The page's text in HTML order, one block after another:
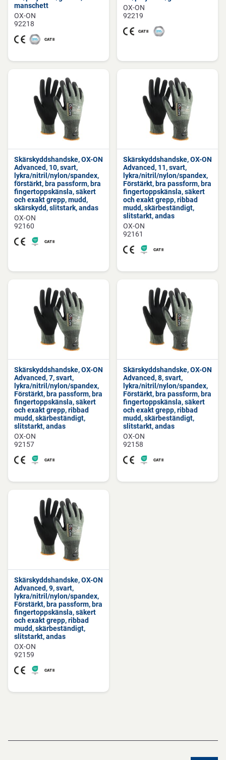
manschett
OX-ON
92218
OX-ON
92219
Skärskyddshandske, OX-ON
Advanced, 10, svart,
lykra/nitril/nylon/spandex,
förstärkt, bra passform, bra
fingertoppskänsla, säkert
och exakt grepp, mudd,
skärskydd, slitstark, andas
OX-ON
92160
Skärskyddshandske, OX-ON
Advanced, 11, svart,
lykra/nitril/nylon/spandex,
Förstärkt, bra passform, bra
fingertoppskänsla, säkert
och exakt grepp, ribbad
mudd, skärbeständigt,
slitstarkt, andas
OX-ON
92161
Skärskyddshandske, OX-ON
Advanced, 7, svart,
lykra/nitril/nylon/spandex,
Förstärkt, bra passform, bra
fingertoppskänsla, säkert
och exakt grepp, ribbad
mudd, skärbeständigt,
slitstarkt, andas
OX-ON
92157
Skärskyddshandske, OX-ON
Advanced, 8, svart,
lykra/nitril/nylon/spandex,
Förstärkt, bra passform, bra
fingertoppskänsla, säkert
och exakt grepp, ribbad
mudd, skärbeständigt,
slitstarkt, andas
OX-ON
92158
Skärskyddshandske, OX-ON
Advanced, 9, svart,
lykra/nitril/nylon/spandex,
Förstärkt, bra passform, bra
fingertoppskänsla, säkert
och exakt grepp, ribbad
mudd, skärbeständigt,
slitstarkt, andas
OX-ON
92159